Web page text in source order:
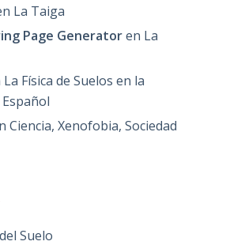
La Taiga
Page Generatoren La
La Física de Suelos en la
Ciencia, Xenofobia, Sociedad
Suelo